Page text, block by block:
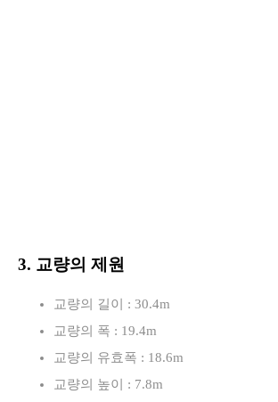
3. 교량의 제원
교량의 길이 : 30.4m
교량의 폭 : 19.4m
교량의 유효폭 : 18.6m
교량의 높이 : 7.8m